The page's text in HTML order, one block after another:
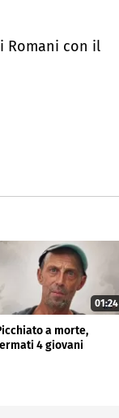
Romani con il
01:24
a morte,
4 giovani